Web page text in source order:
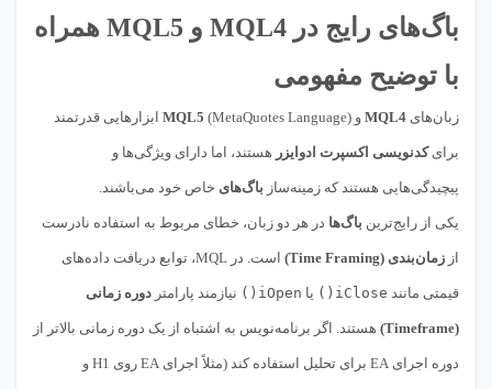
باگ‌های رایج در MQL4 و MQL5 همراه
با توضیح مفهومی
زبان‌های MQL4 و MQL5 (MetaQuotes Language) ابزارهایی قدرتمند
برایکدنویسی اکسپرت ادوایزر هستند، اما دارای ویژگی‌ها و
پیچیدگی‌هایی هستند که زمینه‌ساز باگ‌های خاص خود می‌باشند.
یکی از رایج‌ترین باگ‌ها در هر دو زبان، خطای مربوط به استفاده نادرست
از زمان‌بندی (Time Framing) است. در MQL، توابع دریافت داده‌های
قیمتی مانند iClose() یا iOpen() نیازمند پارامتر دوره زمانی
(Timeframe) هستند. اگر برنامه‌نویس به اشتباه از یک دوره زمانی بالاتر از
دوره اجرای EA برای تحلیل استفاده کند (مثلاً اجرای EA روی H1 و